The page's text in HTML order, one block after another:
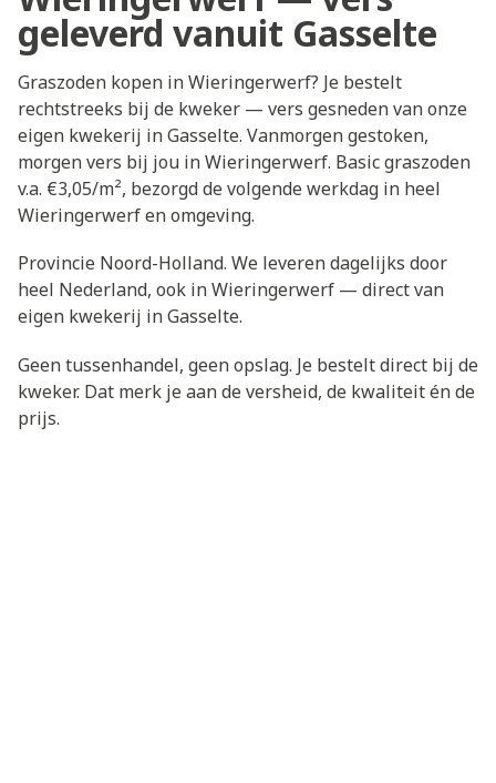
geleverd vanuit Gasselte
Graszoden kopen in Wieringerwerf? Je bestelt
rechtstreeks bij de kweker — vers gesneden van onze
eigen kwekerij in Gasselte. Vanmorgen gestoken,
morgen vers bij jou in Wieringerwerf. Basic graszoden
v.a. €3,05/m², bezorgd de volgende werkdag in heel
Wieringerwerf en omgeving.
Provincie Noord-Holland. We leveren dagelijks door
heel Nederland, ook in Wieringerwerf — direct van
eigen kwekerij in Gasselte.
Geen tussenhandel, geen opslag. Je bestelt direct bij de
kweker. Dat merk je aan de versheid, de kwaliteit én de
prijs.